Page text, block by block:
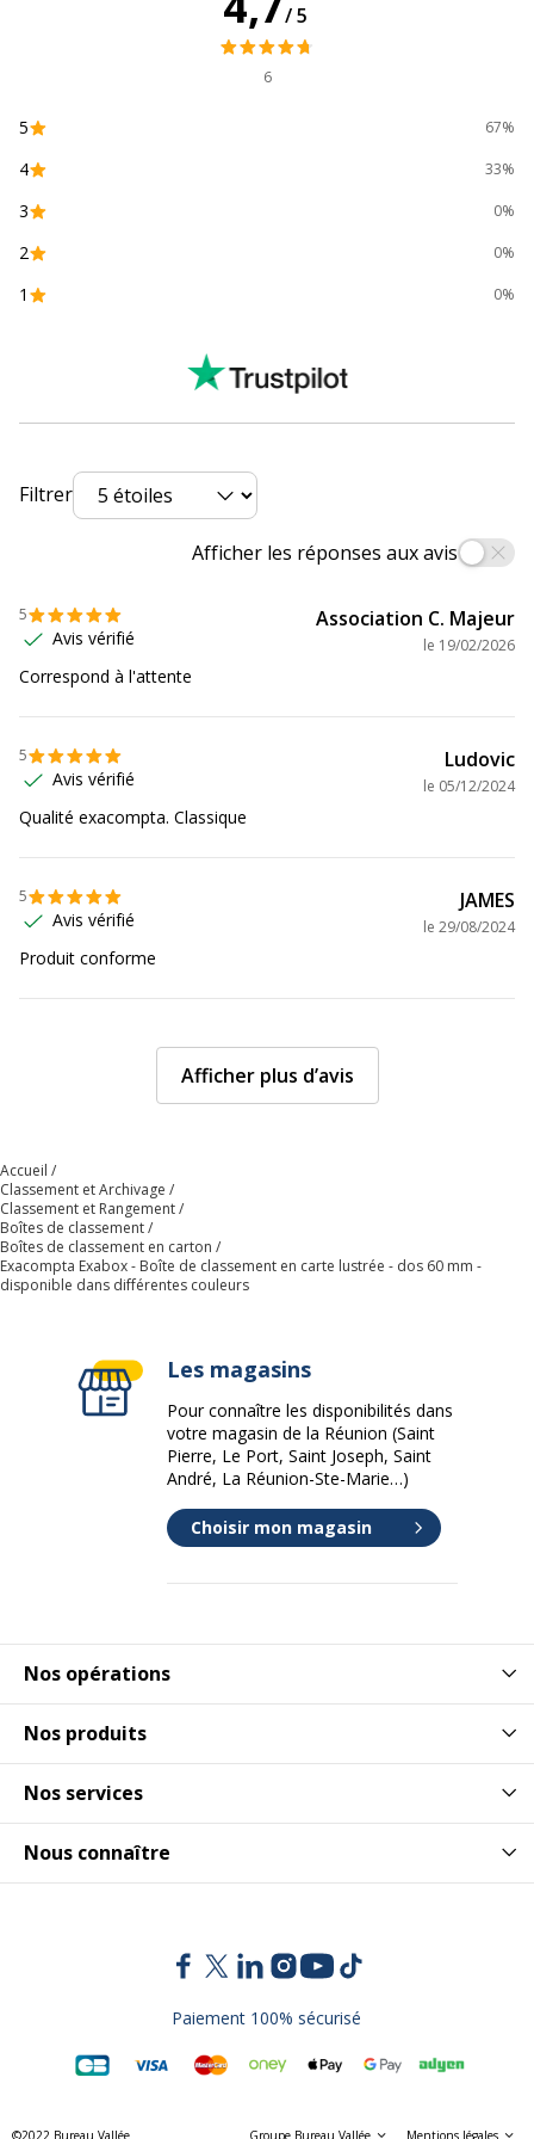
Deux élastiques de retenue
Boîte de classement
Caractéristiques environnementales
Caractéristiques environnementales
Impact environnemental
Données d'identification
Marque
Données logistiques
Quantité emballée
/5
6
5 67%
4 33%
3 0%
2 0%
1 0%
Filtrer
Afficher les réponses aux avis
5
Avis vérifié
Association C. Majeur
le 19/02/2026
Correspond à l'attente
5
Avis vérifié
Ludovic
le 05/12/2024
Qualité exacompta. Classique
5
Avis vérifié
JAMES
le 29/08/2024
Produit conforme
Afficher plus d’avis
Accueil
Classement et Archivage
Classement et Rangement
Boîtes de classement
Boîtes de classement en carton
Exacompta Exabox - Boîte de classement en carte lustrée - dos 60 mm -
disponible dans différentes couleurs
Nos opérations
Nos produits
Nos services
Nous connaître
Les magasins
Pour connaître les disponibilités dans
votre magasin de la Réunion (Saint
Pierre, Le Port, Saint Joseph, Saint
André, La Réunion-Ste-Marie…)
Choisir mon magasin
Paiement 100% sécurisé
©2022 Bureau Vallée Groupe Bureau Vallée Mentions légales